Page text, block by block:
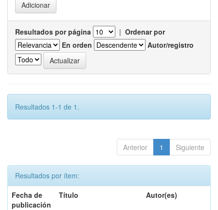
Resultados por página | Ordenar por
En orden
Autor/registro
Resultados 1-1 de 1.
Anterior 1 Siguiente
Resultados por ítem:
Fecha de
publicación
Título Autor(es)